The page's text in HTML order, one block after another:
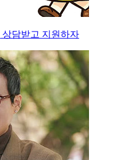
담받고 지원하자